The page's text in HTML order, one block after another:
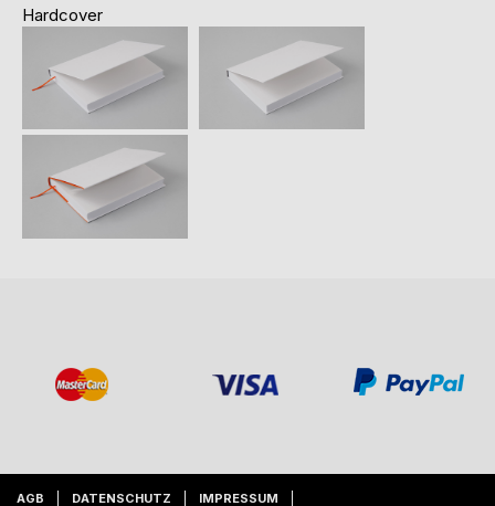
Hardcover
AGB DATENSCHUTZ IMPRESSUM